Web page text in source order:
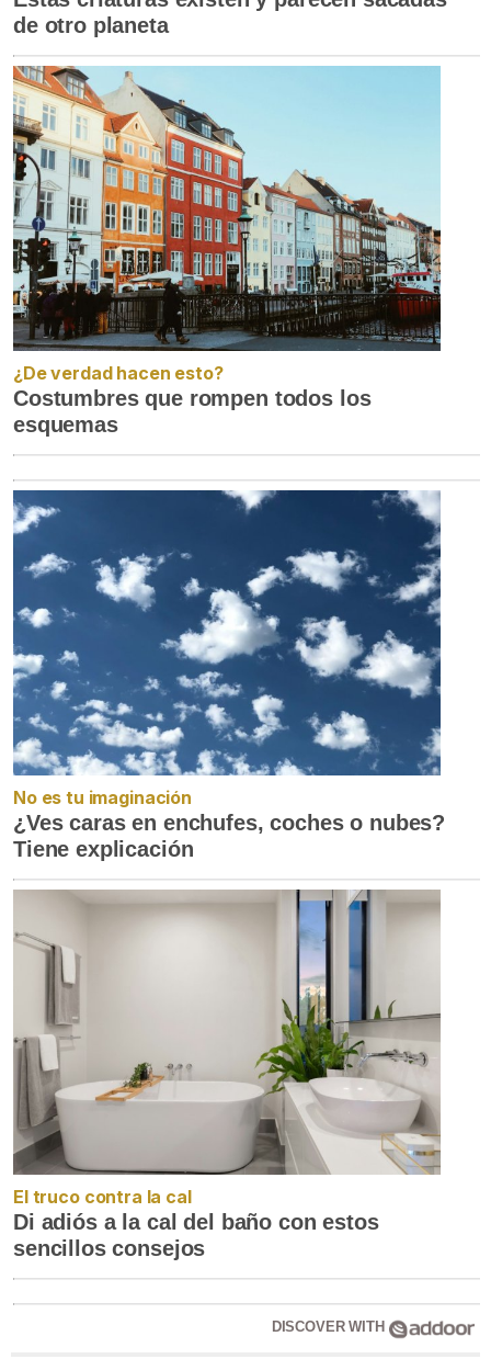
de otro planeta
¿De verdad hacen esto?
Costumbres que rompen todos los
esquemas
No es tu imaginación
¿Ves caras en enchufes, coches o nubes?
Tiene explicación
El truco contra la cal
Di adiós a la cal del baño con estos
sencillos consejos
DISCOVER WITH